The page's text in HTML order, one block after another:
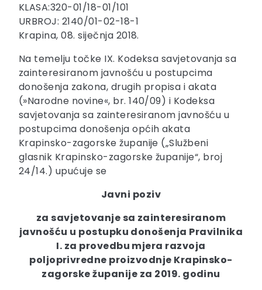
KLASA:320-01/18-01/101
URBROJ: 2140/01-02-18-1
Krapina, 08. siječnja 2018.
Na temelju točke IX. Kodeksa savjetovanja sa
zainteresiranom javnošću u postupcima
donošenja zakona, drugih propisa i akata
(»Narodne novine«, br. 140/09) i Kodeksa
savjetovanja sa zainteresiranom javnošću u
postupcima donošenja općih akata
Krapinsko-zagorske županije („Službeni
glasnik Krapinsko-zagorske županije“, broj
24/14.) upućuje se
Javni poziv
za savjetovanje sa zainteresiranom
javnošću u postupku donošenja Pravilnika
I. za provedbu mjera razvoja
poljoprivredne proizvodnje Krapinsko-
zagorske županije za 2019. godinu